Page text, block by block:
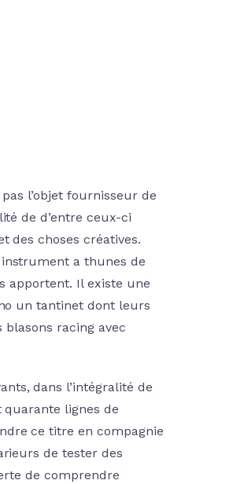
l’objet fournisseur de
de d’entre ceux-ci
des choses créatives.
a thunes de
apportent. Il existe une
un tantinet dont leurs
racing avec
dans l’intégralité de
quarante lignes de
ce titre en compagnie
de tester des
de comprendre